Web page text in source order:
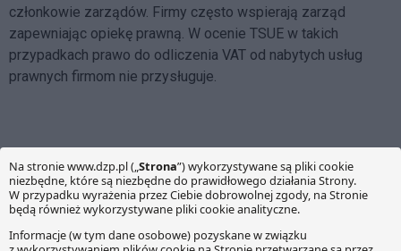
członkowie zarządów. Firmy często wspierają zarząd
zapewniając opiekę prawną. W ocenie TSUE w takich
przypadkach prawo do odliczenia VAT od nabytych usług
prawnych firmom nie przysługuje.
O NAS
Witamy na multiblogu prowadzonym przez ekspertów z